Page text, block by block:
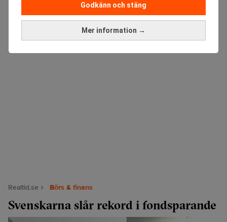
Mer information →
Godkänn och stäng
Realtid.se Börs & finans
Svenskarna slår rekord i fondsparande